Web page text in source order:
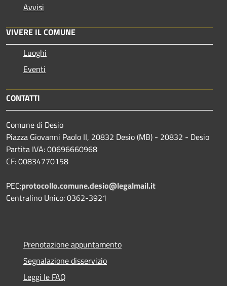
Avvisi
VIVERE IL COMUNE
Luoghi
Eventi
CONTATTI
Comune di Desio
Piazza Giovanni Paolo II, 20832 Desio (MB) - 20832 - Desio
Partita IVA: 00696660968
CF: 00834770158
PEC:protocollo.comune.desio@legalmail.it
Centralino Unico: 0362-3921
Prenotazione appuntamento
Segnalazione disservizio
Leggi le FAQ